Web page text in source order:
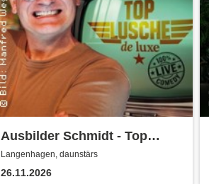
Ausbilder Schmidt - Top
Lusche de Luxe
Langenhagen, daunstärs
26.11.2026